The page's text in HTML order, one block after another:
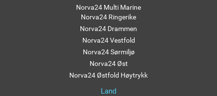
Norva24 Multi Marine
Norva24 Ringerike
Norva24 Drammen
Norva24 Vestfold
Norva24 Sørmiljø
Norva24 Øst
Norva24 Østfold Høytrykk
Land